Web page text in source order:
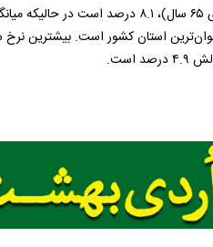
سیستان و بلوچستان با ۳۸ درصد جمعیت کمتر از ۱۵ سال جوان‌ترین استان کشور است.